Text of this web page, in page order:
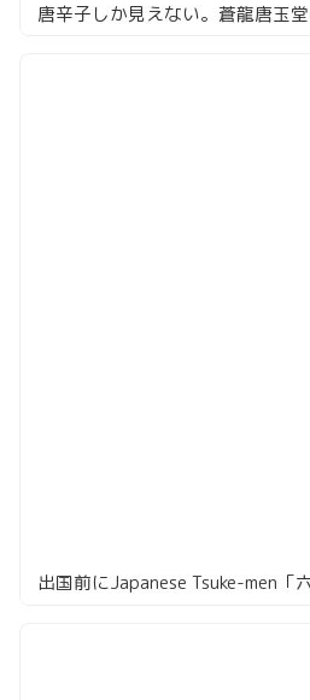
唐辛子しか見えない。蒼龍唐玉
出国前にJapanese Tsuke-men「